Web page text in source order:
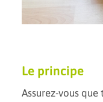
Le principe
Assurez-vous